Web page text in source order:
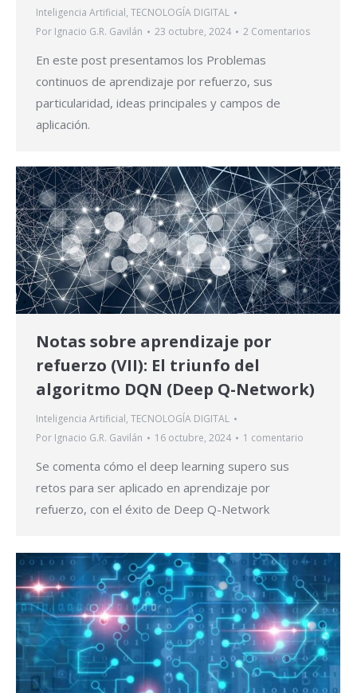
Inteligencia Artificial, TECNOLOGÍA DIGITAL
Por Ignacio G.R. Gavilán 23 octubre, 2024 2 Comentarios
En este post presentamos los Problemas
continuos de aprendizaje por refuerzo, sus
particularidad, ideas principales y campos de
aplicación.
Notas sobre aprendizaje por
refuerzo (VII): El triunfo del
algoritmo DQN (Deep Q-Network)
Inteligencia Artificial, TECNOLOGÍA DIGITAL
Por Ignacio G.R. Gavilán 16 octubre, 2024 1 comentario
Se comenta cómo el deep learning supero sus
retos para ser aplicado en aprendizaje por
refuerzo, con el éxito de Deep Q-Network